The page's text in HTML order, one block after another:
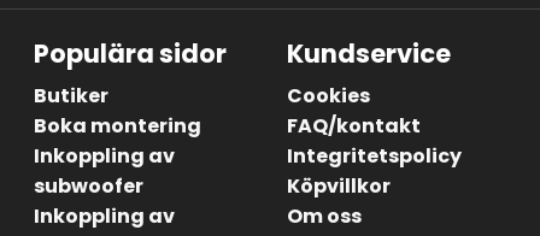
Populära sidor
Butiker
Boka montering
Inkoppling av
subwoofer
Inkoppling av
Kundservice
Cookies
FAQ/kontakt
Integritetspolicy
Köpvillkor
Om oss